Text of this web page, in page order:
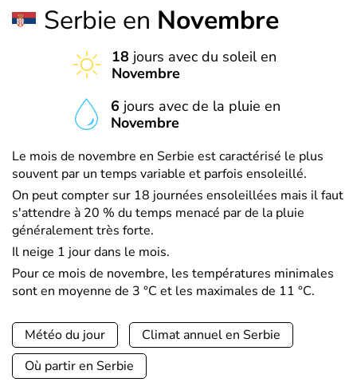
Serbie en Novembre
18 jours avec du soleil en
Novembre
6 jours avec de la pluie en
Novembre
Le mois de novembre en Serbie est caractérisé le plus
souvent par un temps variable et parfois ensoleillé.
On peut compter sur 18 journées ensoleillées mais il faut
s'attendre à 20 % du temps menacé par de la pluie
généralement très forte.
Il neige 1 jour dans le mois.
Pour ce mois de novembre, les températures minimales
sont en moyenne de 3 °C et les maximales de 11 °C.
Météo du jour
Climat annuel en Serbie
Où partir en Serbie